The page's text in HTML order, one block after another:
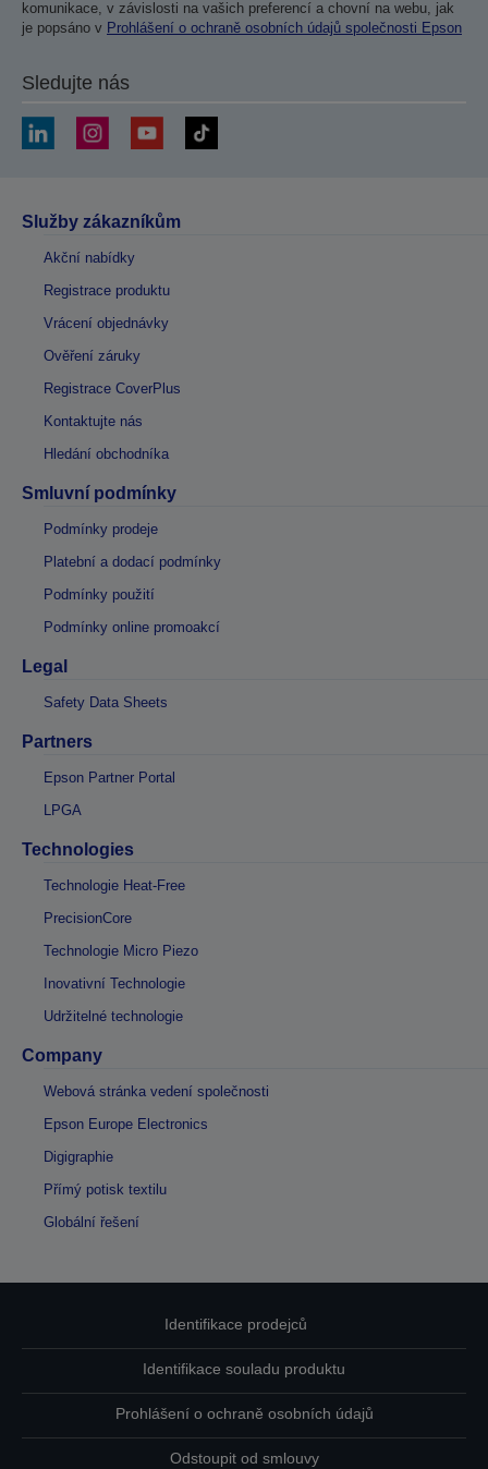
komunikace, v závislosti na vašich preferencí a chovní na webu, jak
je popsáno v Prohlášení o ochraně osobních údajů společnosti Epson
Sledujte nás
Služby zákazníkům
Akční nabídky
Registrace produktu
Vrácení objednávky
Ověření záruky
Registrace CoverPlus
Kontaktujte nás
Hledání obchodníka
Smluvní podmínky
Podmínky prodeje
Platební a dodací podmínky
Podmínky použití
Podmínky online promoakcí
Legal
Safety Data Sheets
Partners
Epson Partner Portal
LPGA
Technologies
Technologie Heat-Free
PrecisionCore
Technologie Micro Piezo
Inovativní Technologie
Udržitelné technologie
Company
Webová stránka vedení společnosti
Epson Europe Electronics
Digigraphie
Přímý potisk textilu
Globální řešení
Identifikace prodejců
Identifikace souladu produktu
Prohlášení o ochraně osobních údajů
Odstoupit od smlouvy